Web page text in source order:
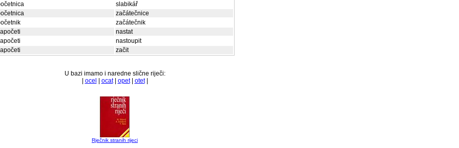
slabikář
začátečnice
začátečnik
nastat
nastoupit
začit
U bazi imamo i naredne slične riječi:
ocel ocat| opet| otet|
Rječnik stranih rijeci